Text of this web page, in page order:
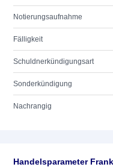
Notierungsaufnahme
Fälligkeit
Schuldnerkündigungsart
Sonderkündigung
Nachrangig
Handelsparameter